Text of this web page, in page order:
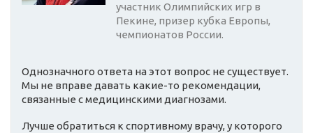
участник Олимпийских игр в
Пекине, призер кубка Европы,
чемпионатов России.
Однозначного ответа на этот вопрос не существует.
Мы не вправе давать какие-то рекомендации,
связанные с медицинскими диагнозами.
Лучше обратиться к спортивному врачу, у которого